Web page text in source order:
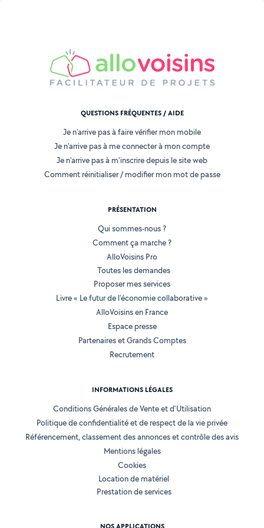
QUESTIONS FRÉQUENTES / AIDE
Je n'arrive pas à faire vérifier mon mobile
Je n'arrive pas à me connecter à mon compte
Je n'arrive pas à m'inscrire depuis le site web
Comment réinitialiser / modifier mon mot de passe
PRÉSENTATION
Qui sommes-nous ?
Comment ça marche ?
AlloVoisins Pro
Toutes les demandes
Proposer mes services
Livre « Le futur de l'économie collaborative »
AlloVoisins en France
Espace presse
Partenaires et Grands Comptes
Recrutement
INFORMATIONS LÉGALES
Conditions Générales de Vente et d'Utilisation
Politique de confidentialité et de respect de la vie privée
Référencement, classement des annonces et contrôle des avis
Mentions légales
Cookies
Location de matériel
Prestation de services